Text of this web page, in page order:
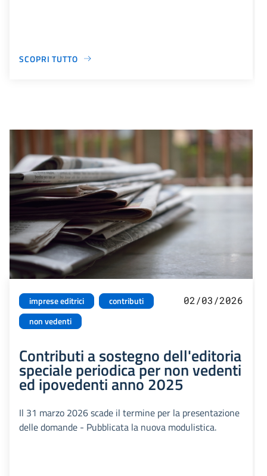
SCOPRI TUTTO
imprese editrici
contributi
non vedenti
02/03/2026
Contributi a sostegno dell'editoria
speciale periodica per non vedenti
ed ipovedenti anno 2025
Il 31 marzo 2026 scade il termine per la presentazione
delle domande - Pubblicata la nuova modulistica.